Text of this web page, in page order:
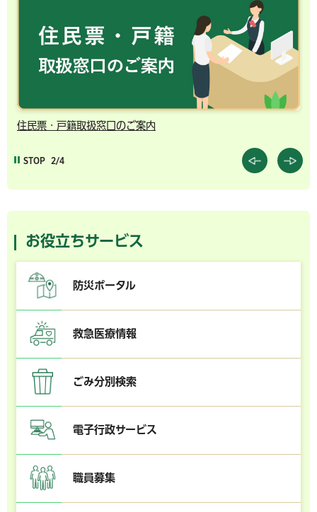
住民票・戸籍取扱窓口のご案内
STOP 2/4
お役立ちサービス
防災ポータル
救急医療情報
ごみ分別検索
電子行政サービス
職員募集